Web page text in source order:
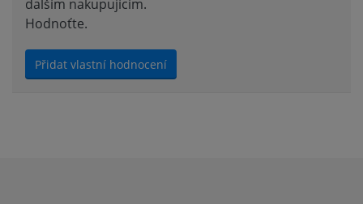
dalším nakupujícím.
Hodnoťte.
Přidat vlastní hodnocení